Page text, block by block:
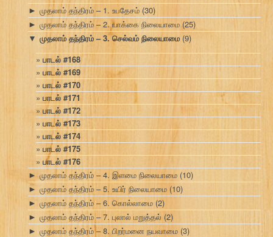
► முதலாம் தந்திரம் – 1. உபதேசம் (30)
► முதலாம் தந்திரம் – 2. யாக்கை நிலையாமை (25)
▼ முதலாம் தந்திரம் – 3. செல்வம் நிலையாமை (9)
பாடல் #168
பாடல் #169
பாடல் #170
பாடல் #171
பாடல் #172
பாடல் #173
பாடல் #174
பாடல் #175
பாடல் #176
► முதலாம் தந்திரம் – 4. இளமை நிலையாமை (10)
► முதலாம் தந்திரம் – 5. உயிர் நிலையாமை (10)
► முதலாம் தந்திரம் – 6. கொல்லாமை (2)
► முதலாம் தந்திரம் – 7. புலால் மறுத்தல் (2)
► முதலாம் தந்திரம் – 8. பிறர்மனை நயவாமை (3)